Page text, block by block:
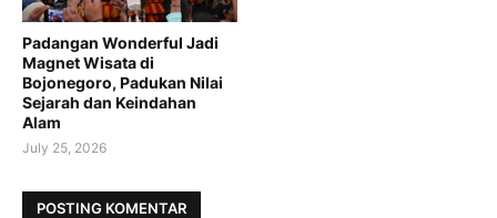
Padangan Wonderful Jadi
Magnet Wisata di
Bojonegoro, Padukan Nilai
Sejarah dan Keindahan
Alam
July 25, 2026
POSTING KOMENTAR